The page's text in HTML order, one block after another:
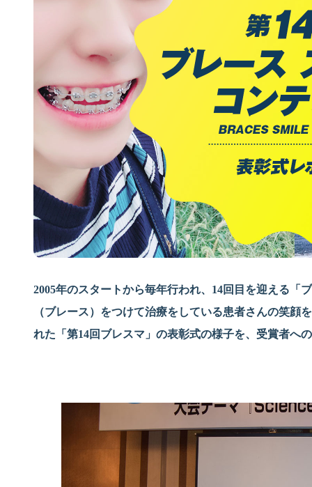
2005年のスタートから毎年行われ、14回目を迎える「
（ブレース）をつけて治療をしている患者さんの笑
れた「第14回ブレスマ」の表彰式の様子を、受賞者へ